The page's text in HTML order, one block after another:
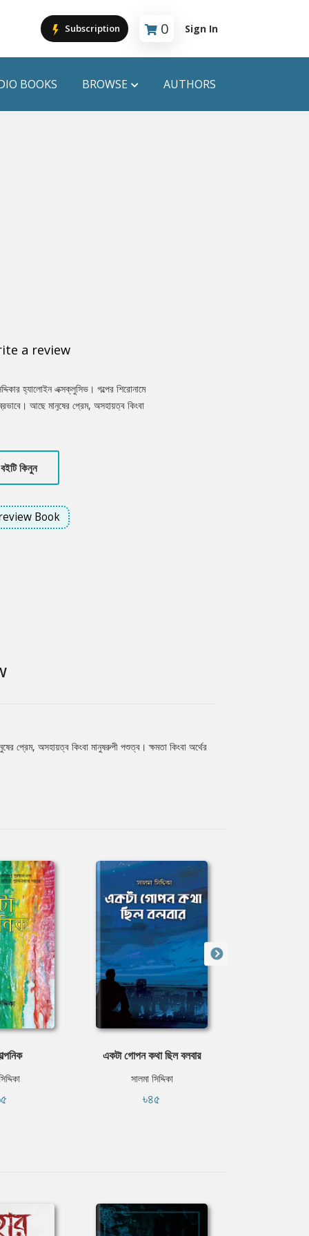
Subscription 0
Cart is empty
Sign In
BOOKS BROWSE AUTHORS
a review
হ্যালোইন এক্সক্লুসিভ। গল্পের শিরোনামে
আছে মানুষের প্রেম, অসহায়ত্ব কিংবা
লুপ্ত, সেখানে রুখে দাঁড়ায় প্রকৃতি কিংবা
বইটি কিনুন
Book
প্রেম, অসহায়ত্ব কিংবা মানুষরুপী পশুত্ব। ক্ষমতা কিংবা অর্থের
একটা গোপন কথা ছিল বলবার
সালমা সিদ্দিকা
৳৪৫